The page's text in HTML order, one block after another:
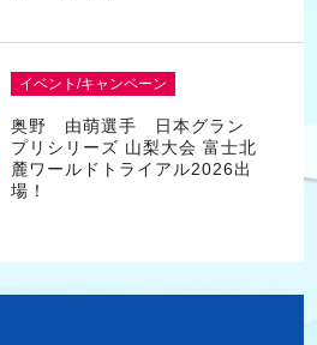
イベント/キャンペーン
奥野 由萌選手 日本グラン
プリシリーズ 山梨大会 富士北
麓ワールドトライアル2026出
場！